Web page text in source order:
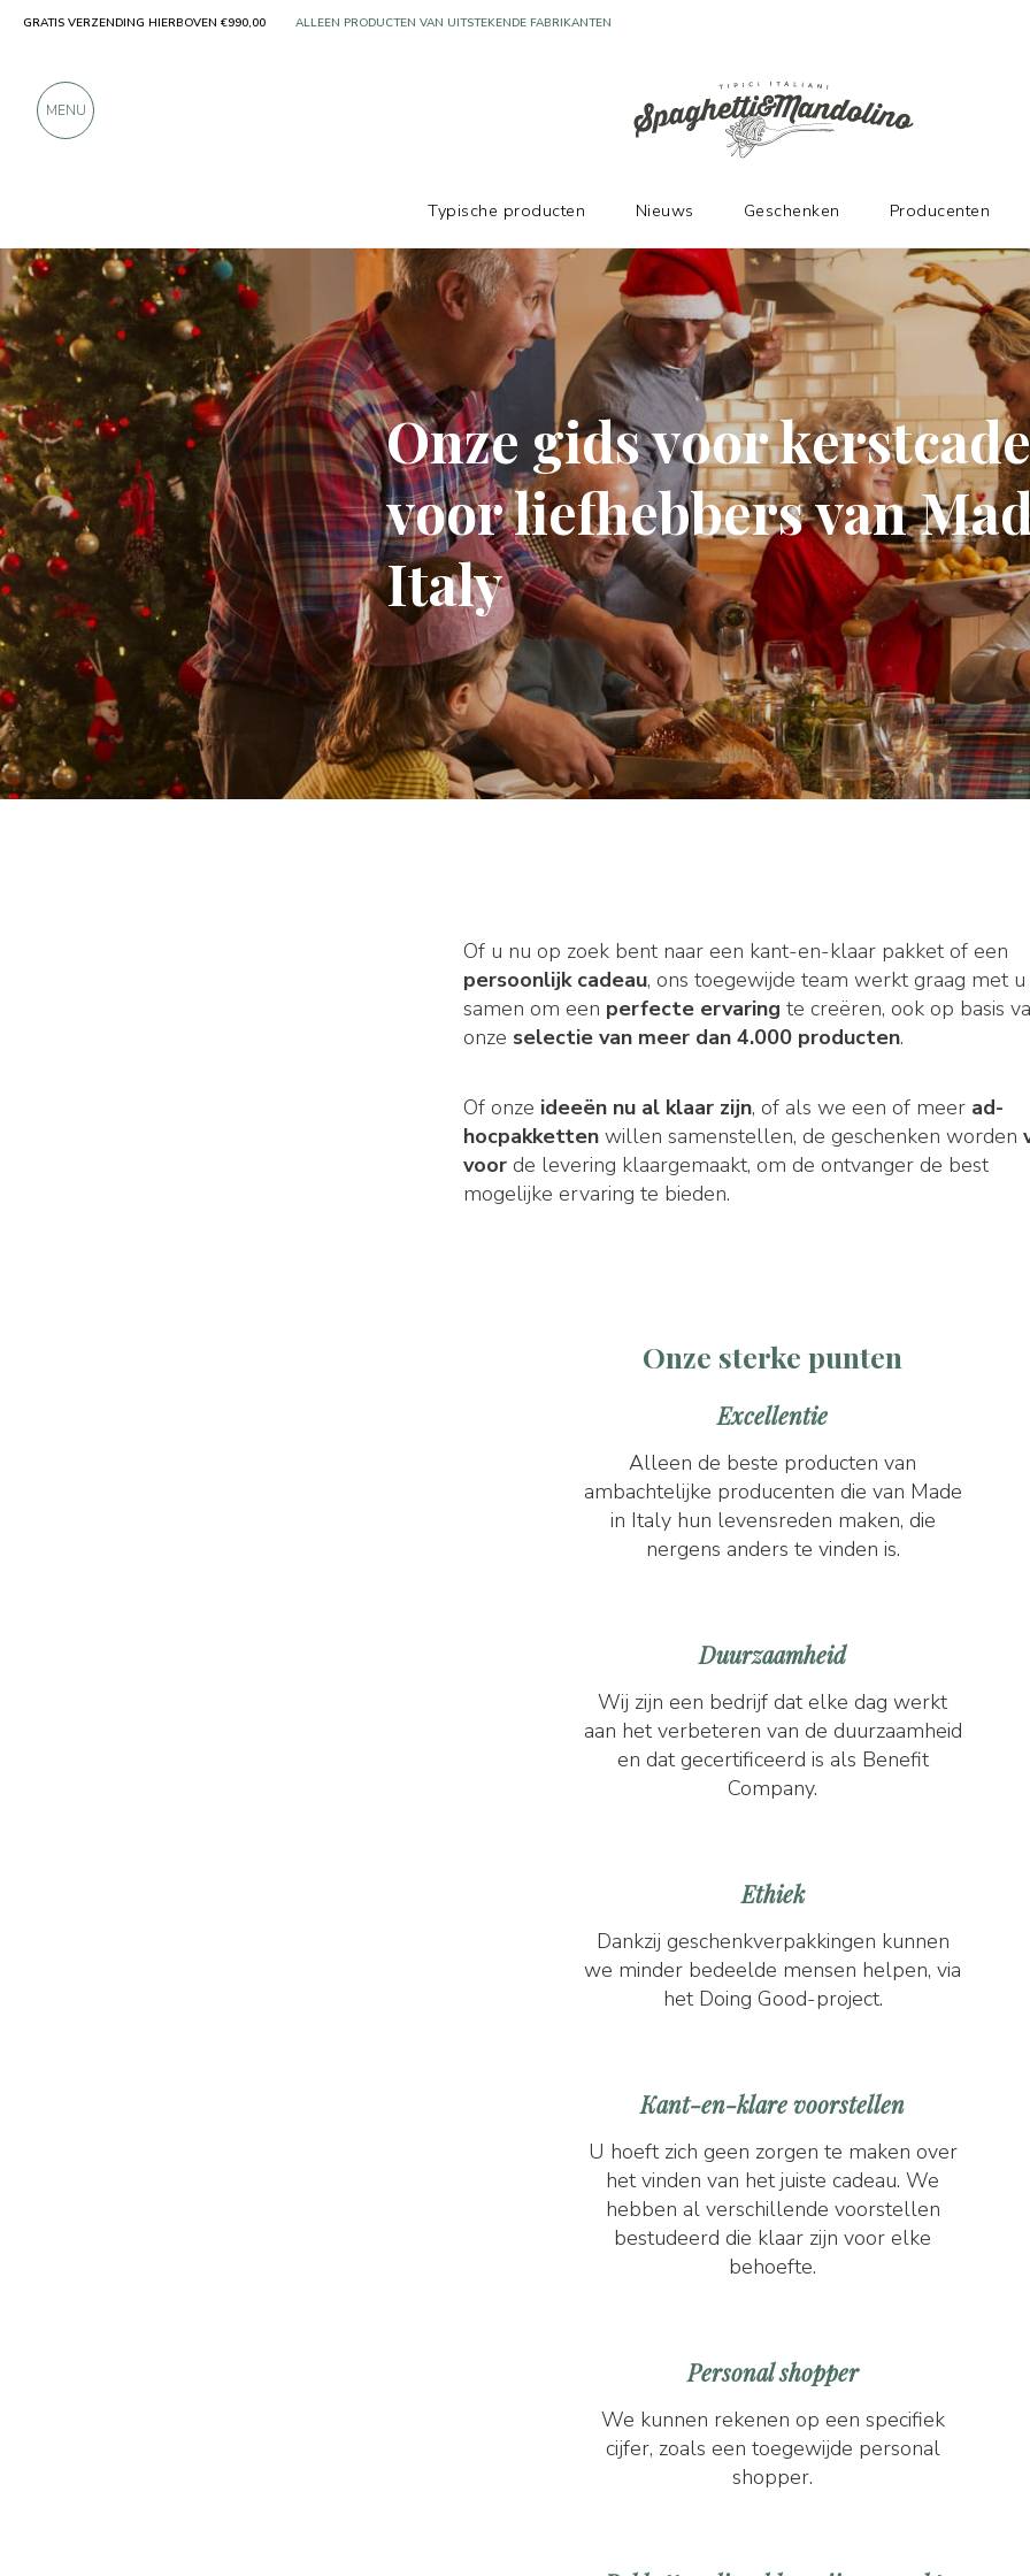
Onze gids voor
voor liefhebbers van
Italy
Of u nu op zoek bent naar een kant-en-klaar pakket of een
persoonlijk cadeau, ons toegewijde team werkt graag met u
samen om een perfecte ervaring te creëren, ook op basis
onze selectie van meer dan 4.000 producten.
Of onze ideeën nu al klaar zijn, of als we een of meer ad-
hocpakketten willen samenstellen, de geschenken worden
voor de levering klaargemaakt, om de ontvanger de best
mogelijke ervaring te bieden.
Onze sterke punten
Excellentie
Alleen de beste producten van
ambachtelijke producenten die van Made
in Italy hun levensreden maken, die
nergens anders te vinden is.
Duurzaamheid
Wij zijn een bedrijf dat elke dag werkt
aan het verbeteren van de duurzaamheid
en dat gecertificeerd is als Benefit
Company.
Ethiek
Dankzij geschenkverpakkingen kunnen
we minder bedeelde mensen helpen, via
het Doing Good-project.
Kant-en-klare voorstellen
U hoeft zich geen zorgen te maken over
het vinden van het juiste cadeau. We
hebben al verschillende voorstellen
bestudeerd die klaar zijn voor elke
behoefte.
Personal shopper
We kunnen rekenen op een specifiek
cijfer, zoals een toegewijde personal
shopper.
GRATIS VERZENDING HIERBOVEN €990,00 MEER DAN 900 POSITIEVE RECENSIES
MENU
Typische producten Nieuws Geschenken Producenten